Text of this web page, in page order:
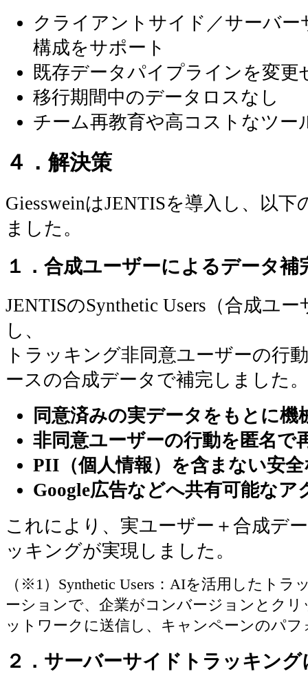
クライアントサイド／サーバ
構成をサポート
既存データパイプラインを変更
移行期間中のデータロスなし
チーム再教育や高コストなツー
４．解決策
GiessweinはJENTISを導入し、以
ました。
１．合成ユーザーによるデータ補
JENTISのSynthetic Users（合成ユー
し、
トラッキング非同意ユーザーの行
ースの合成データで補完しました。
同意済みの実データをもとに機
非同意ユーザーの行動を匿名で
PII（個人情報）を含まない安
Google広告などへ共有可能な
これにより、実ユーザー＋合成デ
ッキングが実現しました。
（※1）Synthetic Users：AIを活用したト
ーションで、企業がコンバージョンとク
ットワークに送信し、キャンペーンのパ
２．サーバーサイドトラッキン